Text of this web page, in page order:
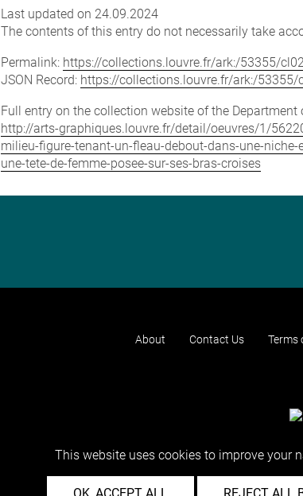
Last updated on 24.09.2024
The contents of this entry do not necessarily take
Permalink: https://collections.louvre.fr/ark:/53355/
JSON Record: https://collections.louvre.fr/ark:/53355/
Full entry on the collection website of the Department
http://arts-graphiques.louvre.fr/detail/oeuvres/1/
milieu-figure-tenant-un-fleau-debout-dans-une-
une-tete-de-femme-posee-sur-ses-bras-croises
About Contact Us Terms
This website uses cookies to improve your